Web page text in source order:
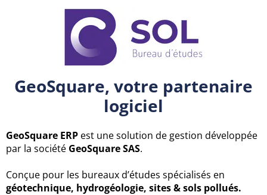
GeoSquare, votre partenaire
logiciel
GeoSquare ERP est une solution de gestion développée
par la société GeoSquare SAS.
Conçue pour les bureaux d’études spécialisés en
géotechnique, hydrogéologie, sites & sols pollués.